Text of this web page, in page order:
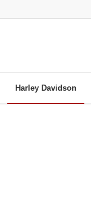
Harley Davidson